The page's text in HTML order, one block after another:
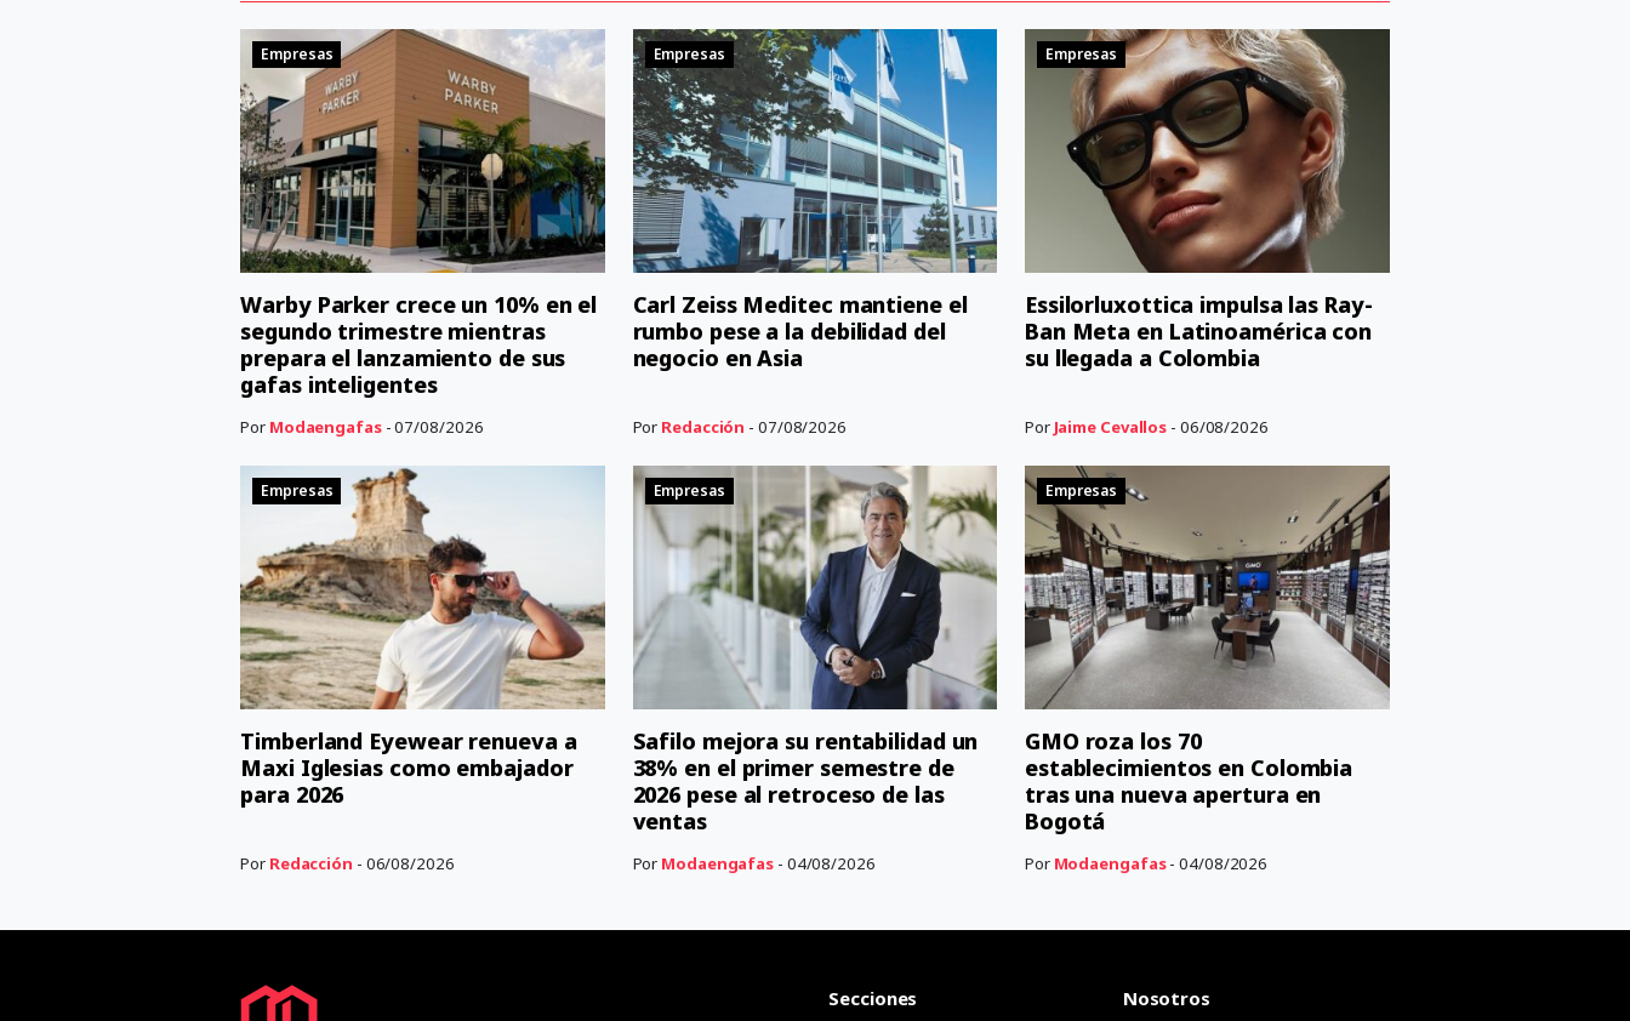
Empresas
Warby Parker crece un 10% en el
segundo trimestre mientras
prepara el lanzamiento de sus
gafas inteligentes
Por Modaengafas- 07/08/2026
Empresas
Carl Zeiss Meditec mantiene el
rumbo pese a la debilidad del
negocio en Asia
Por Redacción - 07/08/2026
Empresas
Essilorluxottica impulsa las Ray-
Ban Meta en Latinoamérica con
su llegada a Colombia
Por Jaime Cevallos - 06/08/2026
Empresas
Timberland Eyewear renueva a
Maxi Iglesias como embajador
para 2026
Por Redacción - 06/08/2026
Empresas
Safilo mejora su rentabilidad un
38% en el primer semestre de
2026 pese al retroceso de las
ventas
Por Modaengafas - 04/08/2026
Empresas
GMO roza los 70
establecimientos en Colombia
tras una nueva apertura en
Bogotá
Por Modaengafas- 04/08/2026
Secciones Nosotros